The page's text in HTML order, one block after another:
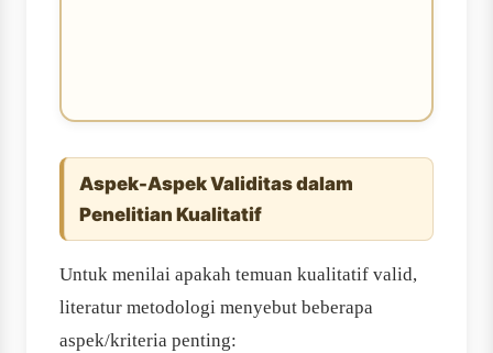
Aspek-Aspek Validitas dalam
Penelitian Kualitatif
Untuk menilai apakah temuan kualitatif valid,
literatur metodologi menyebut beberapa
aspek/kriteria penting: